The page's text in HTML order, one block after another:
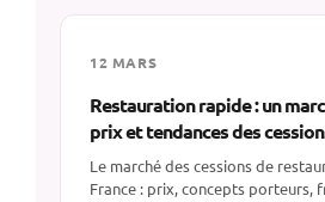
12 MARS
Restauration rapide : un
prix et tendances des
Le marché des cessions de
France : prix, concepts porteurs,